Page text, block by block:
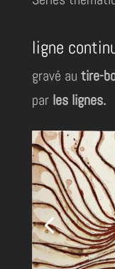
ligne
gravé au tire-
par les lignes.